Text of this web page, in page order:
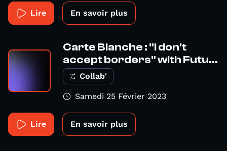
Lire En savoir plus
Carte Blanche : "I don't
accept borders" with Futu...
Collab'
Samedi 25 Février 2023
Lire En savoir plus